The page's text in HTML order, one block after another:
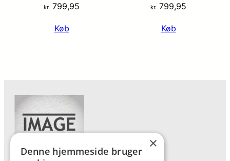
kr. 799,95
Køb
kr. 799,95
Køb
×
Denne hjemmeside bruger